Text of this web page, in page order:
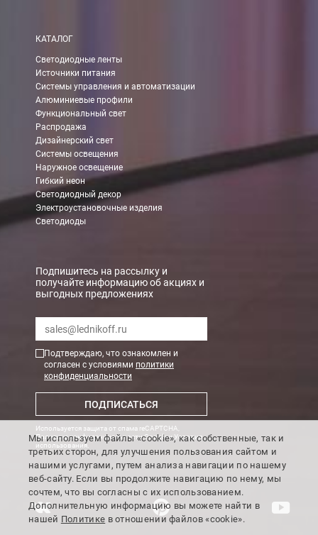
КАТАЛОГ
Светодиодные ленты
Источники питания
Системы управления и автоматизации
Алюминиевые профили
Функциональный свет
Распродажа
Дизайнерский свет
Системы освещения
Наружное освещение
Гибкий неон
Светодиодный декор
Электроустановочные изделия
Светодиоды
Подпишитесь на рассылку и
получайте информацию об акциях и
выгодных предложениях
Подтверждаю, что ознакомлен и
согласен с условиями политики
конфиденциальности
ПОДПИСАТЬСЯ
Используется защита от спама reCAPTCHA,
Политика конфиденциальности GoogleиУсловия
использования
Мы используем файлы «cookie», как собственные, так и
третьих сторон, для улучшения пользования сайтом и
нашими услугами, путем анализа навигации по нашему
веб-сайту. Если вы продолжите навигацию по нему, мы
сочтем, что вы согласны с их использованием.
Дополнительную информацию вы можете найти в
нашей Политике в отношении файлов «cookie».